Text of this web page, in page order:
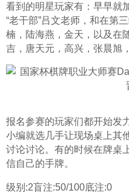
看到的明星玩家有：早早就
“老干部”吕文老师，和在第
楠，陆海燕，金天，以及在
吉，唐天元，高兴，张晨旭
报名参赛的玩家们都开始发
小编就选几手让现场桌上其
讨论讨论。有的时候在牌桌
信自己的手牌。
级别:2盲注:50/100底注:0